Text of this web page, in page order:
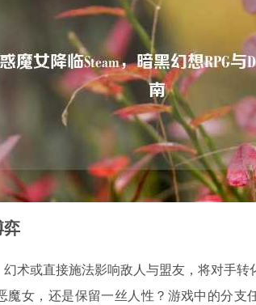
弈
术或直接施法影响敌人与盟友，将对手转
魔女，还是保留一丝人性？游戏中的分